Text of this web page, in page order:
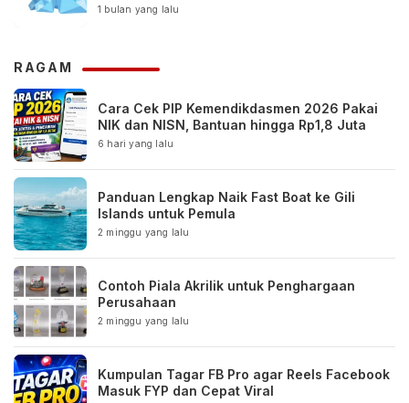
1 bulan yang lalu
RAGAM
Cara Cek PIP Kemendikdasmen 2026 Pakai
NIK dan NISN, Bantuan hingga Rp1,8 Juta
6 hari yang lalu
Panduan Lengkap Naik Fast Boat ke Gili
Islands untuk Pemula
2 minggu yang lalu
Contoh Piala Akrilik untuk Penghargaan
Perusahaan
2 minggu yang lalu
Kumpulan Tagar FB Pro agar Reels Facebook
Masuk FYP dan Cepat Viral